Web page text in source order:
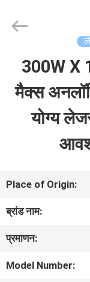
उत्पाद
शो
हमारे
Machinery
Reserved.
300W X
मैक्स
योग्य
Place of Origin:
ब्रांड नाम:
प्रमाणन:
Model Number: